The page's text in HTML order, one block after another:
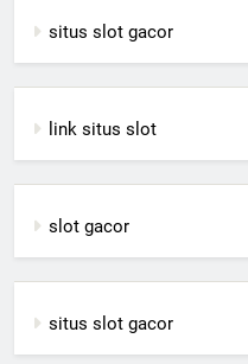
situs slot gacor
link situs slot
slot gacor
situs slot gacor